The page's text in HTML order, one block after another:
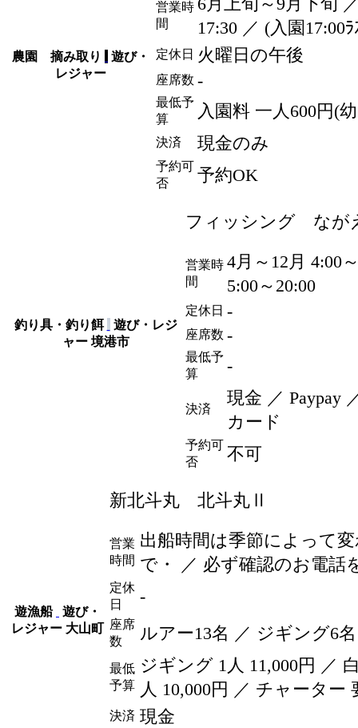
農園 摘み取り
遊び・
レジャー
営業時
間
17:30 ／ (入園17:00ﾗ
定休日 火曜日の午後
座席数 -
最低予
算
入園料 一人600円 (
決済 現金のみ
予約可
否
予約OK
釣り具・釣り餌
遊び・レジ
ャー 境港市
フィッシング なが
営業時
間
4月～12月 4:00
5:00～20:00
定休日 -
座席数 -
最低予
算
-
決済
現金 ／ Paypay
カード
予約可
否
不可
遊漁船
遊び・
レジャー 大山町
新北斗丸 北斗丸Ⅱ
営業
時間
出船時間は季節によって
で・ ／ 必ず確認のお電話
定休
日
-
座席
数
ルアー13名 ／ ジギング6名
最低
予算
ジギング 1人 11,000円 ／
人 10,000円 ／ チャーター
決済 現金